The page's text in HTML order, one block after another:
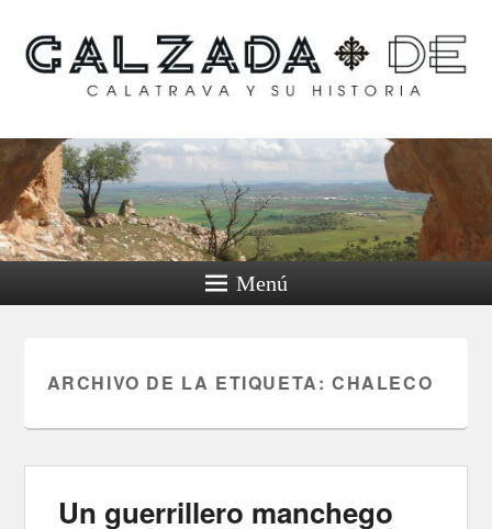
Calzada de Calatrava y
su historia
Menú
ARCHIVO DE LA ETIQUETA: CHALECO
Un guerrillero manchego